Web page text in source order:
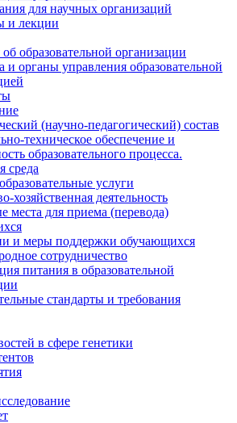
для научных организаций
и лекции
образовательной организации
и органы управления образовательной
(научно-педагогический) состав
техническое обеспечение и
образовательного процесса.
среда
услуги
хозяйственная деятельность
места для приема (перевода)
и меры поддержки обучающихся
сотрудничество
питания в образовательной
стандарты и требования
в сфере генетики